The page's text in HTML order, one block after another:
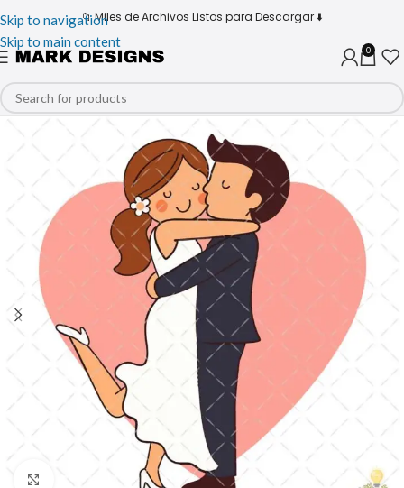
Skip to navigation
Skip to main content
📁 Miles de Archivos Listos para Descargar ⬇️
0
Click to enlarge